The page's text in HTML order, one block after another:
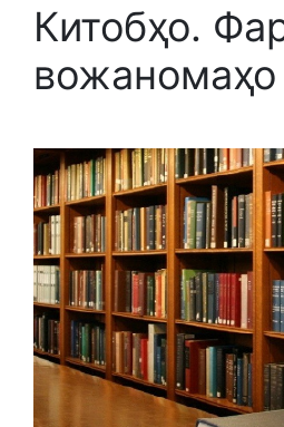
Китобҳо.
вожаномаҳо